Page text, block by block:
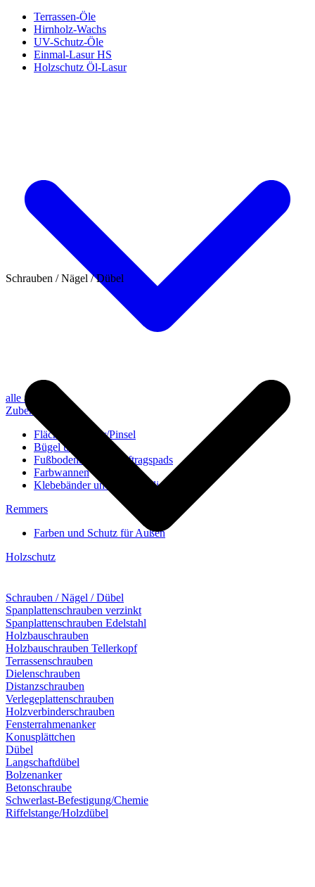
Terrassen-Öle
Hirnholz-Wachs
UV-Schutz-Öle
Einmal-Lasur HS
Holzschutz Öl-Lasur
alle anzeigen
Zubehör
Flächenstreicher/Pinsel
Bügel und Rollen
Fußbodenbürsten/Auftragspads
Farbwannen
Klebebänder und Abdeckvlies
Remmers
Farben und Schutz für Außen
Holzschutz
Schrauben / Nägel / Dübel
Schrauben / Nägel / Dübel
Spanplattenschrauben verzinkt
Spanplattenschrauben Edelstahl
Holzbauschrauben
Holzbauschrauben Tellerkopf
Terrassenschrauben
Dielenschrauben
Distanzschrauben
Verlegeplattenschrauben
Holzverbinderschrauben
Fensterrahmenanker
Konusplättchen
Dübel
Langschaftdübel
Bolzenanker
Betonschraube
Schwerlast-Befestigung/Chemie
Riffelstange/Holzdübel